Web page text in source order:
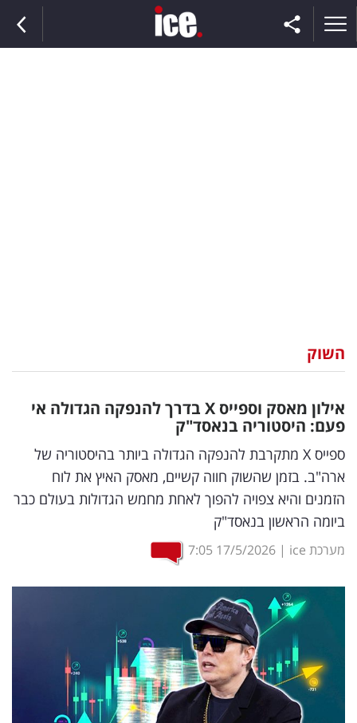
וצרכנות
דיגיטל
וטק
שיווק
ופרסום
משפט
מדדים
ומחקרים
רכילות
עסקית
השוק
אילון מאסק וספייס X בדרך להנפקה הגדולה אי
פעם: היסטוריה בנאסד"ק
ספייס X מתקרבת להנפקה הגדולה ביותר בהיסטוריה של
ארה"ב. בזמן שהשוק חווה קשיים, מאסק האיץ את לוח
הזמנים והיא צפויה להפוך לאחת מחמש הגדולות בעולם כבר
ביומה הראשון בנאסד"ק
מערכת ice |
17/5/2026
7:05